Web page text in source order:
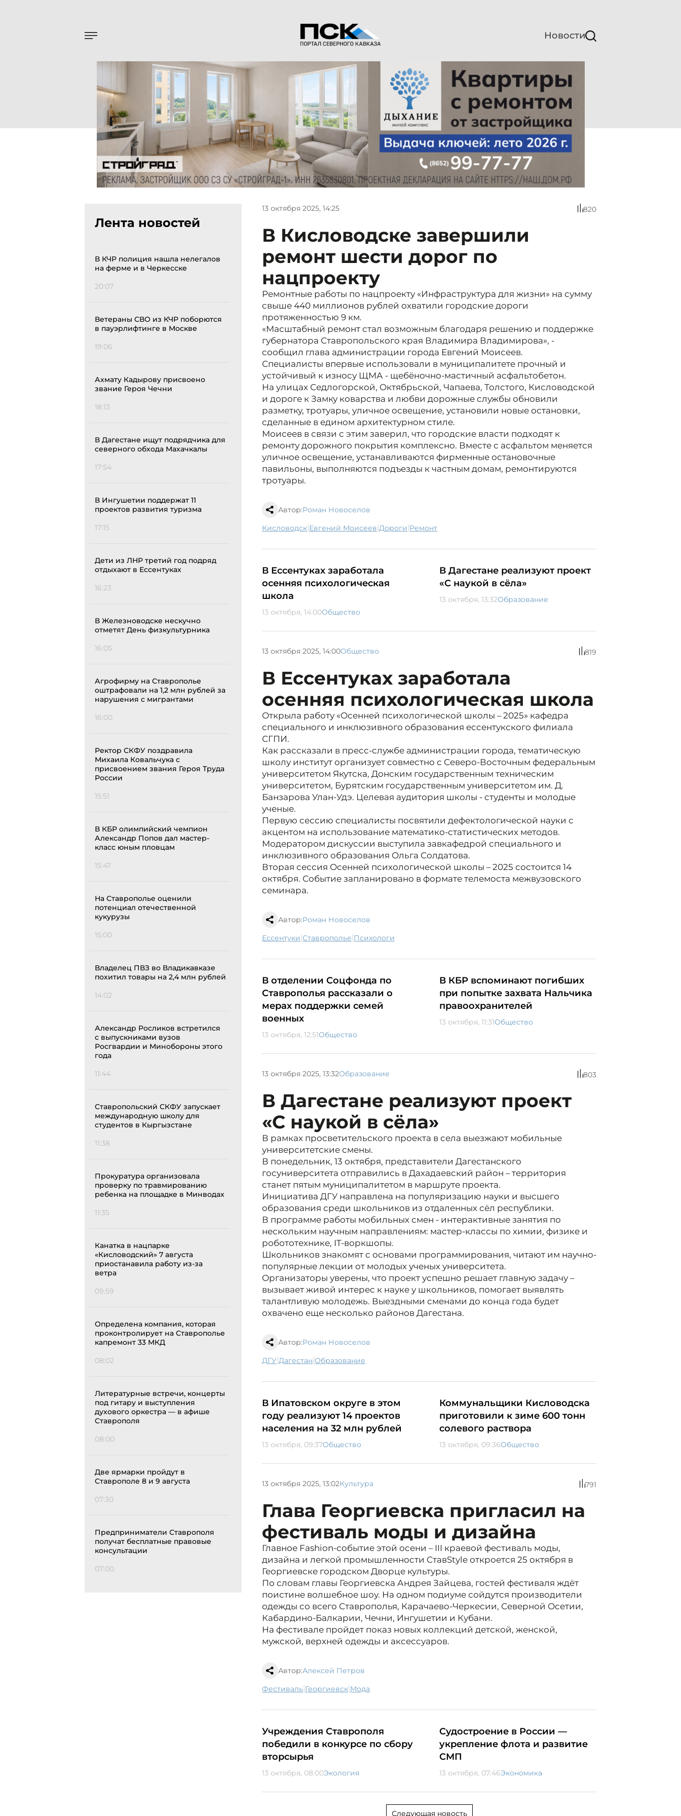
Новости
Лента новостей
В КЧР полиция нашла нелегалов
на ферме и в Черкесске
20:07
Ветераны СВО из КЧР поборются
в пауэрлифтинге в Москве
19:06
Ахмату Кадырову присвоено
звание Героя Чечни
18:13
В Дагестане ищут подрядчика для
северного обхода Махачкалы
17:54
В Ингушетии поддержат 11
проектов развития туризма
17:15
Дети из ЛНР третий год подряд
отдыхают в Ессентуках
16:23
В Железноводске нескучно
отметят День физкультурника
16:05
Агрофирму на Ставрополье
оштрафовали на 1,2 млн рублей за
нарушения с мигрантами
16:00
Ректор СКФУ поздравила
Михаила Ковальчука с
присвоением звания Героя Труда
России
15:51
В КБР олимпийский чемпион
Александр Попов дал мастер-
класс юным пловцам
15:47
На Ставрополье оценили
потенциал отечественной
кукурузы
15:00
Владелец ПВЗ во Владикавказе
похитил товары на 2,4 млн рублей
14:02
Александр Росликов встретился
с выпускниками вузов
Росгвардии и Минобороны этого
года
11:44
Ставропольский СКФУ запускает
международную школу для
студентов в Кыргызстане
11:38
Прокуратура организовала
проверку по травмированию
ребенка на площадке в Минводах
11:35
Канатка в нацпарке
«Кисловодский» 7 августа
приостанавила работу из-за
ветра
09:59
Определена компания, которая
проконтролирует на Ставрополье
капремонт 33 МКД
08:02
Литературные встречи, концерты
под гитару и выступления
духового оркестра — в афише
Ставрополя
08:00
Две ярмарки пройдут в
Ставрополе 8 и 9 августа
07:30
Предприниматели Ставрополя
получат бесплатные правовые
консультации
07:00
13 октября 2025, 14:25 820
В Кисловодске завершили
ремонт шести дорог по
нацпроекту
Ремонтные работы по нацпроекту «Инфраструктура для жизни» на сумму
свыше 440 миллионов рублей охватили городские дороги
протяженностью 9 км.
«Масштабный ремонт стал возможным благодаря решению и поддержке
губернатора Ставропольского края Владимира Владимирова», -
сообщил глава администрации города Евгений Моисеев.
Специалисты впервые использовали в муниципалитете прочный и
устойчивый к износу ЩМА - щебёночно-мастичный асфальтобетон.
На улицах Седлогорской, Октябрьской, Чапаева, Толстого, Кисловодской
и дороге к Замку коварства и любви дорожные службы обновили
разметку, тротуары, уличное освещение, установили новые остановки,
сделанные в едином архитектурном стиле.
Моисеев в связи с этим заверил, что городские власти подходят к
ремонту дорожного покрытия комплексно. Вместе с асфальтом меняется
уличное освещение, устанавливаются фирменные остановочные
павильоны, выполняются подъезды к частным домам, ремонтируются
тротуары.
Автор:Роман Новоселов
Кисловодск| Евгений Моисеев| дороги| ремонт
В Ессентуках заработала
осенняя психологическая
школа
13 октября, 14:00Общество
В Дагестане реализуют проект
«С наукой в сёла»
13 октября, 13:32Образование
13 октября 2025, 14:00Общество 819
В Ессентуках заработала
осенняя психологическая школа
Открыла работу «Осенней психологической школы – 2025» кафедра
специального и инклюзивного образования ессентукского филиала
СГПИ.
Как рассказали в пресс-службе администрации города, тематическую
школу институт организует совместно с Северо-Восточным федеральным
университетом Якутска, Донским государственным техническим
университетом, Бурятским государственным университетом им. Д.
Банзарова Улан-Удэ. Целевая аудитория школы - студенты и молодые
ученые.
Первую сессию специалисты посвятили дефектологической науки с
акцентом на использование математико-статистических методов.
Модератором дискуссии выступила завкафедрой специального и
инклюзивного образования Ольга Солдатова.
Вторая сессия Осенней психологической школы – 2025 состоится 14
октября. Событие запланировано в формате телемоста межвузовского
семинара.
Автор:Роман Новоселов
Ессентуки| Ставрополье| психологи
В отделении Соцфонда по
Ставрополья рассказали о
мерах поддержки семей
военных
13 октября, 12:51Общество
В КБР вспоминают погибших
при попытке захвата Нальчика
правоохранителей
13 октября, 11:31Общество
13 октября 2025, 13:32Образование 803
В Дагестане реализуют проект
«С наукой в сёла»
В рамках просветительского проекта в села выезжают мобильные
университетские смены.
В понедельник, 13 октября, представители Дагестанского
госуниверситета отправились в Дахадаевский район – территория
станет пятым муниципалитетом в маршруте проекта.
Инициатива ДГУ направлена на популяризацию науки и высшего
образования среди школьников из отдаленных сёл республики.
В программе работы мобильных смен - интерактивные занятия по
нескольким научным направлениям: мастер-классы по химии, физике и
робототехнике, IT-воркшопы.
Школьников знакомят с основами программирования, читают им научно-
популярные лекции от молодых ученых университета.
Организаторы уверены, что проект успешно решает главную задачу –
вызывает живой интерес к науке у школьников, помогает выявлять
талантливую молодежь. Выездными сменами до конца года будет
охвачено еще несколько районов Дагестана.
Автор:Роман Новоселов
ДГУ| Дагестан| образование
В Ипатовском округе в этом
году реализуют 14 проектов
населения на 32 млн рублей
13 октября, 09:37Общество
Коммунальщики Кисловодска
приготовили к зиме 600 тонн
солевого раствора
13 октября, 09:36Общество
13 октября 2025, 13:02Культура 791
Глава Георгиевска пригласил на
фестиваль моды и дизайна
Главное Fashion-событие этой осени – III краевой фестиваль моды,
дизайна и легкой промышленности CтавStyle откроется 25 октября в
Георгиевске городском Дворце культуры.
По словам главы Георгиевска Андрея Зайцева, гостей фестиваля ждёт
поистине волшебное шоу. На одном подиуме сойдутся производители
одежды со всего Ставрополья, Карачаево-Черкесии, Северной Осетии,
Кабардино-Балкарии, Чечни, Ингушетии и Кубани.
На фестивале пройдет показ новых коллекций детской, женской,
мужской, верхней одежды и аксессуаров.
Автор:Алексей Петров
фестиваль| Георгиевск| мода
Учреждения Ставрополя
победили в конкурсе по сбору
вторсырья
13 октября, 08:00Экология
Судостроение в России —
укрепление флота и развитие
СМП
13 октября, 07:46Экономика
Следующая новость